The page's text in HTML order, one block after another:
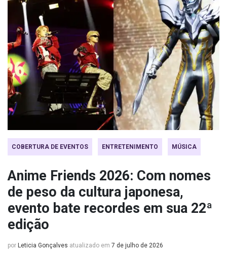
COBERTURA DE EVENTOS ENTRETENIMENTO MÚSICA
Anime Friends 2026: Com nomes
de peso da cultura japonesa,
evento bate recordes em sua 22ª
edição
por Leticia Gonçalves atualizado em 7 de julho de 2026